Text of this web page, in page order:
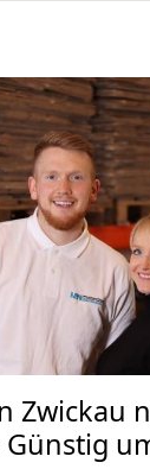
Zwickau